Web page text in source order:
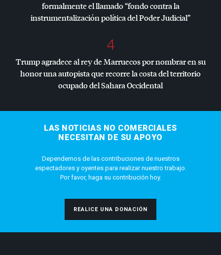
formalmente el llamado “fondo contra la
instrumentalización política del Poder Judicial”
4
Trump agradece al rey de Marruecos por nombrar en su
honor una autopista que recorre la costa del territorio
ocupado del Sahara Occidental
LAS NOTICIAS NO COMERCIALES
NECESITAN DE SU APOYO
Dependemos de las contribuciones de nuestros
espectadores y oyentes para realizar nuestro trabajo.
Por favor, haga su contribución hoy.
REALICE UNA DONACIÓN